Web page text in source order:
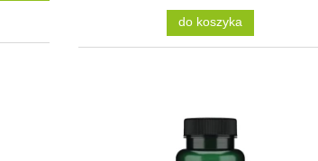
do koszyka